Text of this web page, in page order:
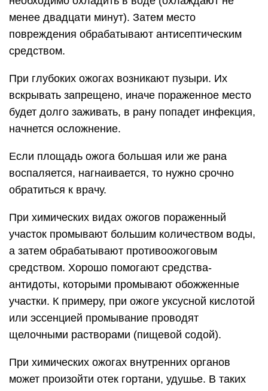
менее двадцати минут). Затем место
повреждения обрабатывают антисептическим
средством.
При глубоких ожогах возникают пузыри. Их
вскрывать запрещено, иначе пораженное место
будет долго заживать, в рану попадет инфекция,
начнется осложнение.
Если площадь ожога большая или же рана
воспаляется, нагнаивается, то нужно срочно
обратиться к врачу.
При химических видах ожогов пораженный
участок промывают большим количеством воды,
а затем обрабатывают противоожоговым
средством. Хорошо помогают средства-
антидоты, которыми промывают обожженные
участки. К примеру, при ожоге уксусной кислотой
или эссенцией промывание проводят
щелочными растворами (пищевой содой).
При химических ожогах внутренних органов
может произойти отек гортани, удушье. В таких